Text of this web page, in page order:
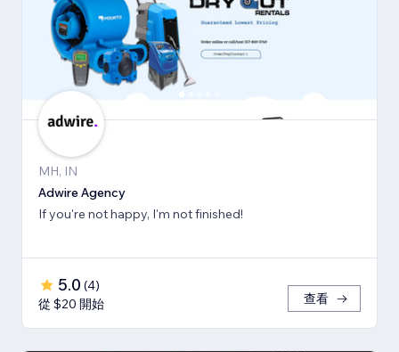
MH, IN
Adwire Agency
If you're not happy, I'm not finished!
5.0 (4)
從 $20 開始
查看